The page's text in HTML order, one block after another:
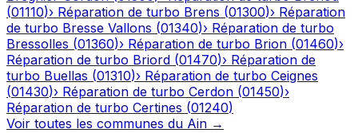
(01110)› Réparation de turbo Brens (01300)› Réparation
de turbo Bresse Vallons (01340)› Réparation de turbo
Bressolles (01360)› Réparation de turbo Brion (01460)›
Réparation de turbo Briord (01470)› Réparation de
turbo Buellas (01310)› Réparation de turbo Ceignes
(01430)› Réparation de turbo Cerdon (01450)›
Réparation de turbo Certines (01240)
Voir toutes les communes du Ain →